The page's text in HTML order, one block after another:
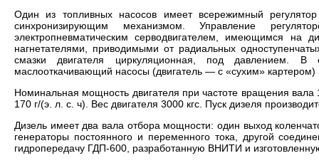
Один из топливных насосов имеет всережимный
синхронизирующим механизмом. Управление
электропневматическим серводвигателем, имеющимся на
нагнетателями, приводимыми от радиальных
смазки двигателя циркуляционная, под давлением.
маслооткачивающий насосы (двигатель — с «сухим»
Номинальная мощность двигателя при частоте вращения
170 г/(э. л. с. ч). Вес двигателя 3000 кгс. Пуск дизеля
Дизель имеет два вала отбора мощности: один выход
генераторы постоянного и переменного тока, другой
гидропередачу ГДП-600, разработанную ВНИТИ и